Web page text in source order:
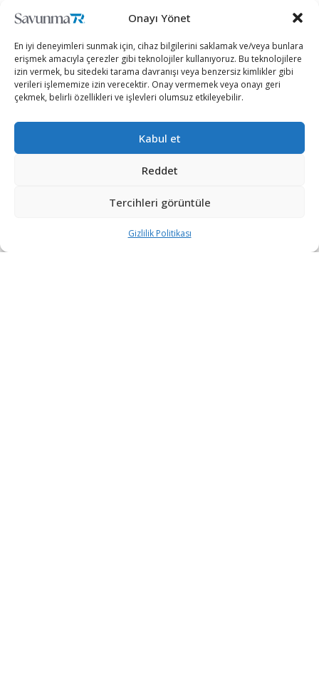
Onayı Yönet
En iyi deneyimleri sunmak için, cihaz bilgilerini saklamak ve/veya bunlara
erişmek amacıyla çerezler gibi teknolojiler kullanıyoruz. Bu teknolojilere
izin vermek, bu sitedeki tarama davranışı veya benzersiz kimlikler gibi
verileri işlememize izin verecektir. Onay vermemek veya onayı geri
çekmek, belirli özellikleri ve işlevleri olumsuz etkileyebilir.
Kabul et
Reddet
Tercihleri görüntüle
Gizlilik Politikası
Suriye’nin kuzeyinde, Halep kırsalında Suriye rejimi ve